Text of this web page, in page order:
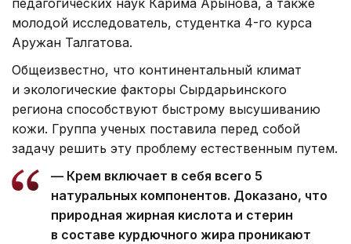
педагогических наук Карима Арынова, а также
молодой исследователь, студентка 4-го курса
Аружан Талгатова.
Общеизвестно, что континентальный климат
и экологические факторы Сырдарьинского
региона способствуют быстрому высушиванию
кожи. Группа ученых поставила перед собой
задачу решить эту проблему естественным путем.
— Крем включает в себя всего 5
натуральных компонентов. Доказано, что
природная жирная кислота и стерин
в составе курдючного жира проникают